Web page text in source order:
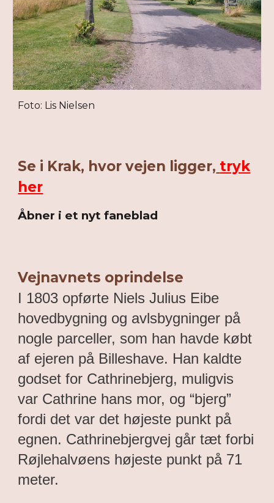
Foto: Lis Nielsen
Se i Krak, hvor vejen ligger, tryk
her
Åbner i et nyt faneblad
Vejnavnets oprindelse
I 1803 opførte Niels Julius Eibe
hovedbygning og avlsbygninger på
nogle parceller, som han havde købt
af ejeren på Billeshave. Han kaldte
godset for Cathrinebjerg, muligvis
var Cathrine hans mor, og “bjerg”
fordi det var det højeste punkt på
egnen. Cathrinebjergvej går tæt forbi
Røjlehalvøens højeste punkt på 71
meter.